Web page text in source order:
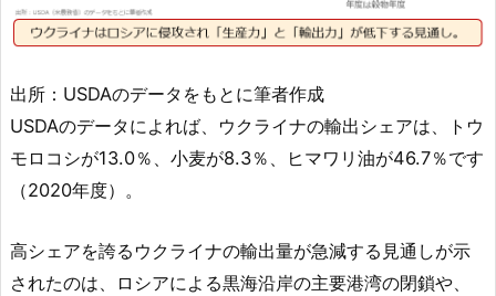
出所：USDAのデータをもとに筆者作成
USDAのデータによれば、ウクライナの輸出シェアは、トウ
モロコシが13.0％、小麦が8.3％、ヒマワリ油が46.7％です
（2020年度）。
高シェアを誇るウクライナの輸出量が急減する見通しが示
されたのは、ロシアによる黒海沿岸の主要港湾の閉鎖や、